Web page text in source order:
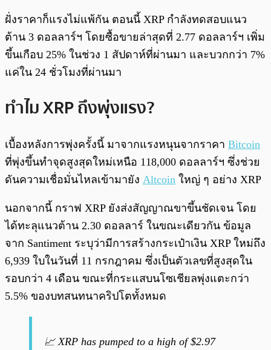
ฝั่งราคาก็แรงไม่แพ้กัน ตอนนี้ XRP กำลังทดสอบแนว
ต้าน 3 ดอลลาร์ฯ โดยซื้อขายล่าสุดที่ 2.77 ดอลลาร์ฯ เพิ่ม
ขึ้นเกือบ 25% ในช่วง 1 สัปดาห์ที่ผ่านมา และบวกกว่า 7%
แค่ใน 24 ชั่วโมงที่ผ่านมา
ทำไม XRP ถึงพุ่งแรง?
เบื้องหลังการพุ่งครั้งนี้ มาจากแรงหนุนจากราคา Bitcoin
ที่พุ่งขึ้นทำจุดสูงสุดใหม่เหนือ 118,000 ดอลลาร์ฯ ซึ่งช่วย
ดันความเชื่อมั่นไหลเข้ามายัง Altcoin ใหญ่ ๆ อย่าง XRP
นอกจากนี้ กราฟ XRP ยังส่งสัญญาณขาขึ้นชัดเจน โดย
ได้ทะลุแนวต้าน 2.30 ดอลลาร์ ในขณะเดียวกัน ข้อมูล
จาก Santiment ระบุว่ามีการสร้างกระเป๋าเงิน XRP ใหม่ถึง
6,939 ใบในวันที่ 11 กรกฎาคม ซึ่งเป็นตัวเลขที่สูงสุดใน
รอบกว่า 4 เดือน ขณะที่กระแสบนโซเชียลพุ่งแตะกว่า
5.5% ของบทสนทนาคริปโตทั้งหมด
📈 XRP has pumped to a high of $2.97